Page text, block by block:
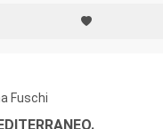
nel definire la
a quello di principale
Fuschi